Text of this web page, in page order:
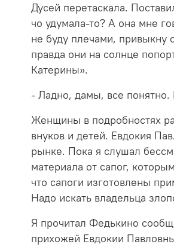
Дусей перетаскала.
чо удумала-то? А она мне
не буду плечами, привыкну
правда они на солнце
Катерины».
- Ладно, дамы, все
Женщины в подробностях
внуков и детей. Евдокия
рынке. Пока я слушал
материала от сапог,
что сапоги изготовлены
Надо искать владельца
Я прочитал Федькино
прихожей Евдокии